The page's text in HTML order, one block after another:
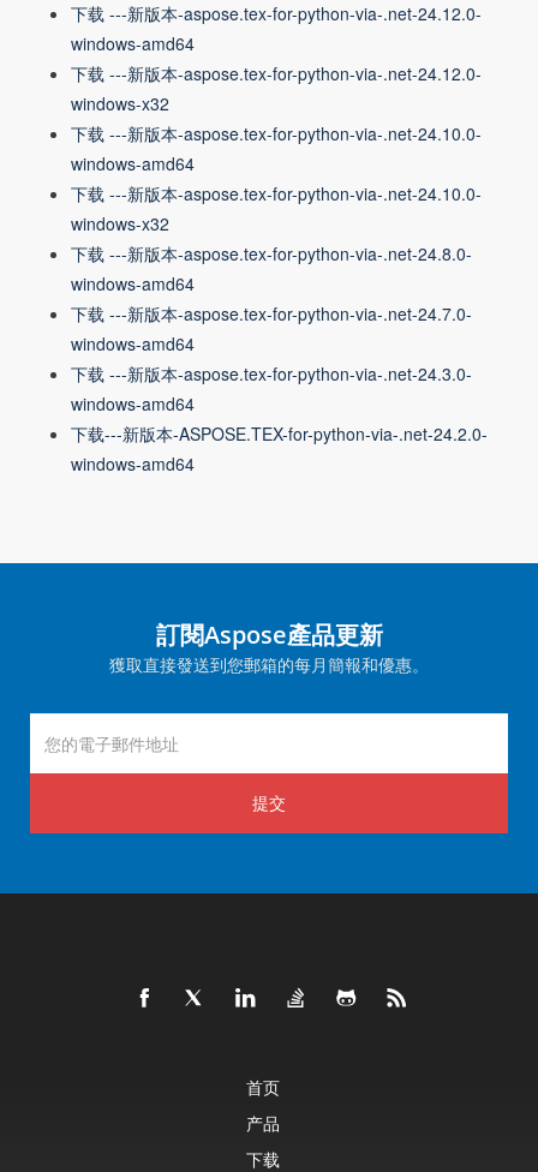
下载 ---新版本-aspose.tex-for-python-via-.net-24.12.0-
windows-amd64
下载 ---新版本-aspose.tex-for-python-via-.net-24.12.0-
windows-x32
下载 ---新版本-aspose.tex-for-python-via-.net-24.10.0-
windows-amd64
下载 ---新版本-aspose.tex-for-python-via-.net-24.10.0-
windows-x32
下载 ---新版本-aspose.tex-for-python-via-.net-24.8.0-
windows-amd64
下载 ---新版本-aspose.tex-for-python-via-.net-24.7.0-
windows-amd64
下载 ---新版本-aspose.tex-for-python-via-.net-24.3.0-
windows-amd64
下载---新版本-ASPOSE.TEX-for-python-via-.net-24.2.0-
windows-amd64
訂閱Aspose產品更新
獲取直接發送到您郵箱的每月簡報和優惠。
提交
首页
产品
下载